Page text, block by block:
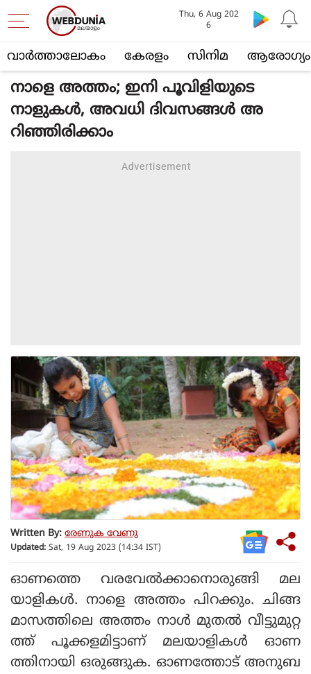
വാര്‍ത്താലോകം കേരളം സിനിമ ആരോഗ്യം
Thu, 6 Aug 202
6
നാളെ അത്തം; ഇനി പൂവിളിയുടെ
നാളുകള്‍, അവധി ദിവസങ്ങള്‍ അ
റിഞ്ഞിരിക്കാം
Written By: രേണുക വേണു
Updated: Sat, 19 Aug 2023 (14:34 IST)
ഓണത്തെ വരവേല്‍ക്കാനൊരുങ്ങി മല
യാളികള്‍. നാളെ അത്തം പിറക്കും. ചിങ്ങ
മാസത്തിലെ അത്തം നാള്‍ മുതല്‍ വീട്ടുമുറ്റ
ത്ത് പൂക്കളമിട്ടാണ് മലയാളികള്‍ ഓണ
ത്തിനായി ഒരുങ്ങുക. ഓണത്തോട് അനുബ